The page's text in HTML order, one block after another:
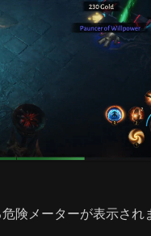
険メーターが表示され